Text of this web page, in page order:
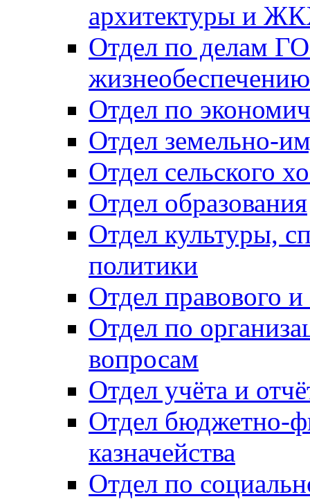
архитектуры и
Отдел по делам
Отдел по
Отдел земельно-
Отдел сельского
Отдел образования
Отдел культуры,
политики
Отдел правового
Отдел по
вопросам
Отдел учёта и
Отдел бюджетно-
казначейства
Отдел по